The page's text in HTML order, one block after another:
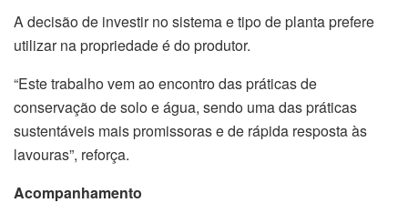
A decisão de investir no sistema e tipo de planta prefere
utilizar na propriedade é do produtor.
“Este trabalho vem ao encontro das práticas de
conservação de solo e água, sendo uma das práticas
sustentáveis mais promissoras e de rápida resposta às
lavouras”, reforça.
Acompanhamento